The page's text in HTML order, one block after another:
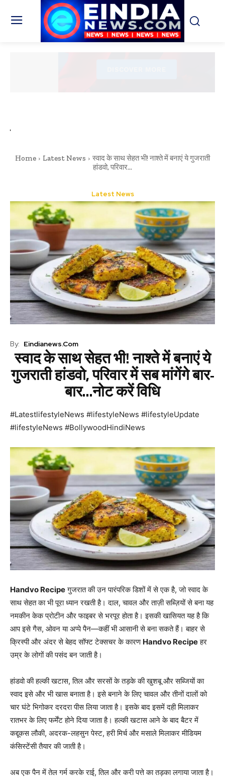
Home Latest News
स्वाद के साथ सेहत भी! नाश्ते में बनाएं ये गुजराती
हांडवो, परिवार...
Latest News
By: Eindianews.com
स्वाद के साथ सेहत भी! नाश्ते में बनाएं ये
गुजराती हांडवो, परिवार में सब मांगेंगे बार-
बार…नोट करें विधि
#LatestlifestyleNews #lifestyleNews #lifestyleUpdate
#lifestyleNews #BollywoodHindiNews
Handvo Recipeगुजरात की उन पारंपरिक डिशों में से एक है, जो स्वाद के
साथ सेहत का भी पूरा ध्यान रखती है। दाल, चावल और ताज़ी सब्ज़ियों से बना यह
नमकीन केक प्रोटीन और फाइबर से भरपूर होता है। इसकी खासियत यह है कि
आप इसे गैस, ओवन या अप्पे पैन—कहीं भी आसानी से बना सकते हैं। बाहर से
क्रिस्पी और अंदर से बेहद सॉफ्ट टेक्सचर के कारण Handvo Recipeहर
उम्र के लोगों की पसंद बन जाती है।
हांडवो की हल्की खटास, तिल और सरसों के तड़के की खुशबू और सब्जियों का
स्वाद इसे और भी खास बनाता है। इसे बनाने के लिए चावल और तीनों दालों को
चार घंटे भिगोकर दरदरा पीस लिया जाता है। इसके बाद इसमें दही मिलाकर
रातभर के लिए फर्मेंट होने दिया जाता है। हल्की खटास आने के बाद बैटर में
कद्दूकस लौकी, अदरक-लहसुन पेस्ट, हरी मिर्च और मसाले मिलाकर मीडियम
कंसिस्टेंसी तैयार की जाती है।
अब एक पैन में तेल गर्म करके राई, तिल और करी पत्ते का तड़का लगाया जाता है।